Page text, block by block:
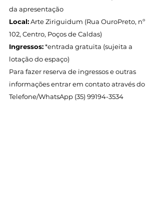
da apresentação
Local: Arte Ziriguidum (Rua OuroPreto, nº
102, Centro, Poços de Caldas)
Ingressos: *entrada gratuita (sujeita a
lotação do espaço)
Para fazer reserva de ingressos e outras
informações entrar em contato através do
Telefone/WhatsApp (35) 99194-3534